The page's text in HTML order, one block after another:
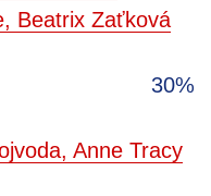
Beatrix Zaťková
30%
Anne Tracy